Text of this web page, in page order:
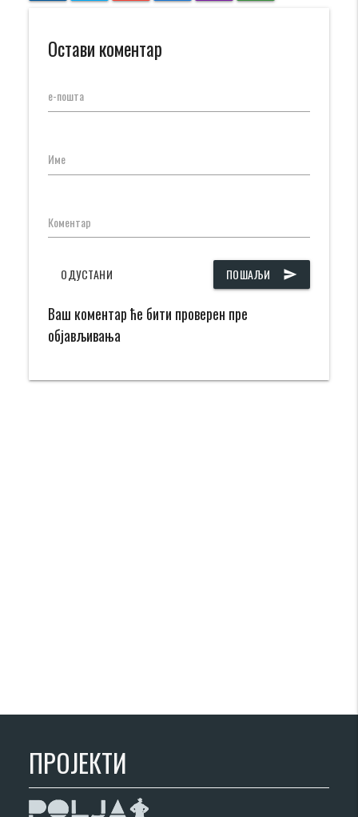
Остави коментар
е-пошта
Име
Коментар
ПОШАЉИ send
ОДУСТАНИ
Ваш коментар ће бити проверен пре
објављивања
ПРОЈЕКТИ